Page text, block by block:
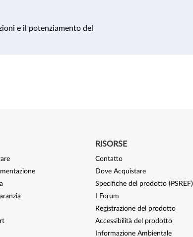
e il potenziamento del
RISORSE
Contatto
Dove Acquistare
Specifiche del prodotto (PSREF)
I Forum
Registrazione del prodotto
Accessibilità del prodotto
Informazione Ambientale